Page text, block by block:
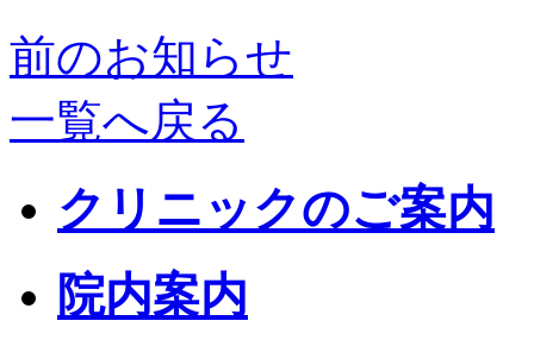
前のお知らせ
一覧へ戻る
クリニックのご案内
院内案内